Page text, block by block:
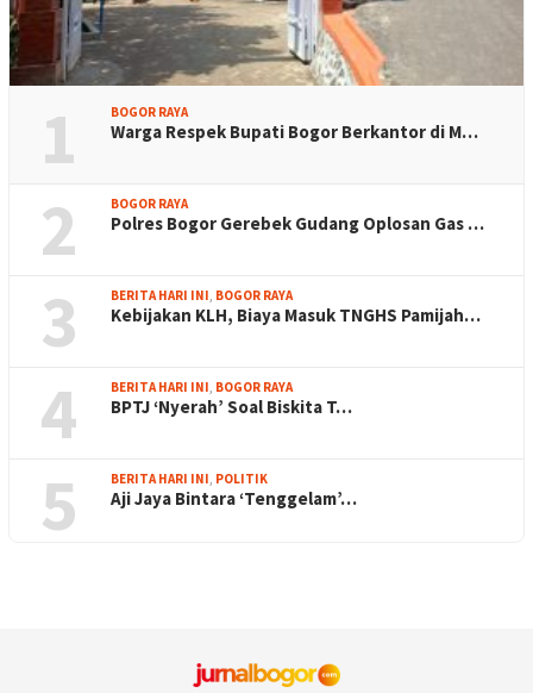
1 BOGOR RAYA
Warga Respek Bupati Bogor Berkantor di M…
2 BOGOR RAYA
Polres Bogor Gerebek Gudang Oplosan Gas …
3 BERITA HARI INI BOGOR RAYA
Kebijakan KLH, Biaya Masuk TNGHS Pamijah…
4 BERITA HARI INI BOGOR RAYA
BPTJ ‘Nyerah’ Soal Biskita T…
5 BERITA HARI INI POLITIK
Aji Jaya Bintara ‘Tenggelam’…